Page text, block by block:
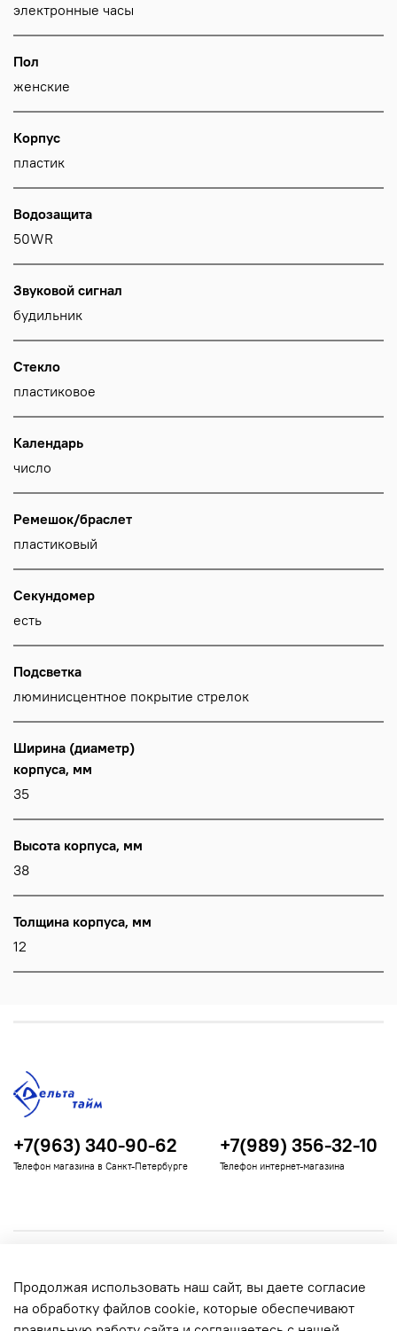
электронные часы
Пол
женские
Корпус
пластик
Водозащита
50WR
Звуковой сигнал
будильник
Стекло
пластиковое
Календарь
число
Ремешок/браслет
пластиковый
Секундомер
есть
Подсветка
люминисцентное покрытие стрелок
Ширина (диаметр)
корпуса, мм
35
Высота корпуса, мм
38
Толщина корпуса, мм
12
Информация для покупателей
+7(963) 340-90-62
Телефон магазина в Санкт-Петербурге
+7(989) 356-32-10
Телефон интернет-магазина
Продолжая использовать наш сайт, вы даете согласие
на обработку файлов cookie, которые обеспечивают